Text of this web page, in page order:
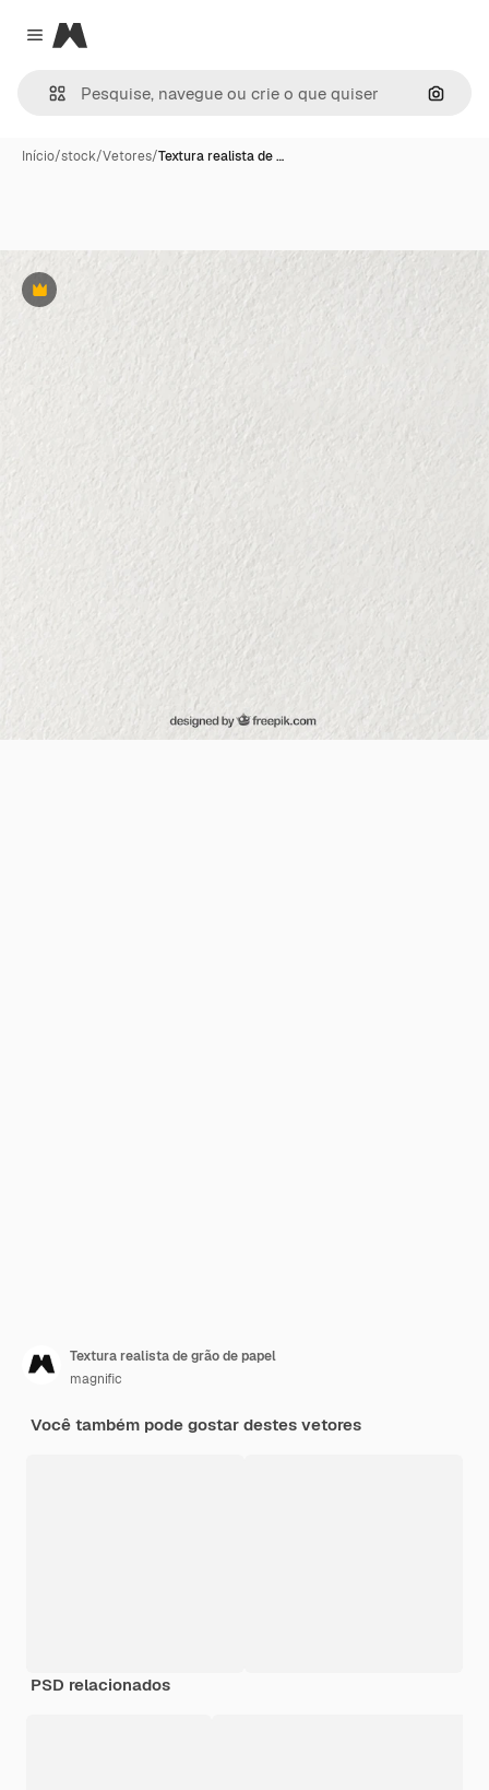
Close menu
Magnific
Início/stock/Vetores/Textura realista de …
Premium
Textura realista de grão de papel
magnific
Você também pode gostar destes vetores
PSD relacionados